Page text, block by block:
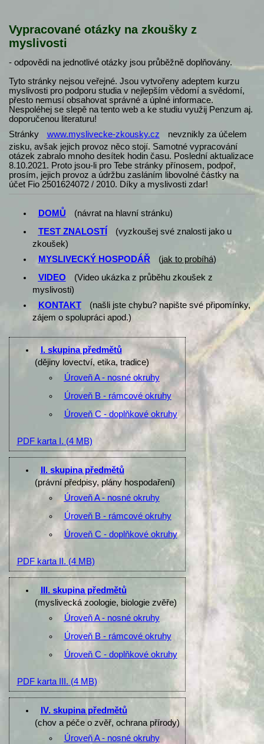
Vypracované otázky na zkoušky z
myslivosti
- odpovědi na jednotlivé otázky jsou průběžně doplňovány.
Tyto stránky nejsou veřejné. Jsou vytvořeny adeptem kurzu
myslivosti pro podporu studia v nejlepším vědomí a svědomí,
přesto nemusí obsahovat správné a úplné informace.
Nespoléhej se slepě na tento web a ke studiu využij Penzum aj.
doporučenou literaturu!
Stránky
www.myslivecke-zkousky.cz
nevznikly za účelem
zisku, avšak jejich provoz něco stojí. Samotné vypracování
otázek zabralo mnoho desítek hodin času. Poslední aktualizace
8.10.2021. Proto jsou-li pro Tebe stránky přínosem, podpoř,
prosím, jejich provoz a údržbu zasláním libovolné částky na
účet Fio 2501624072 / 2010. Díky a myslivosti zdar!
DOMŮ
(návrat na hlavní stránku)
TEST ZNALOSTÍ
(vyzkoušej své znalosti jako u
zkoušek)
MYSLIVECKÝ HOSPODÁŘ
(jak to probíhá)
VIDEO
(Video ukázka z průběhu zkoušek z
myslivosti)
KONTAKT
(našli jste chybu? napište své připomínky,
zájem o spolupráci apod.)
I. skupina předmětů
(dějiny lovectví, etika, tradice)
Úroveň A - nosné okruhy
Úroveň B - rámcové okruhy
Úroveň C - doplňkové okruhy
PDF karta I. (4 MB)
II. skupina předmětů
(právní předpisy, plány hospodaření)
Úroveň A - nosné okruhy
Úroveň B - rámcové okruhy
Úroveň C - doplňkové okruhy
PDF karta II. (4 MB)
III. skupina předmětů
(myslivecká zoologie, biologie zvěře)
Úroveň A - nosné okruhy
Úroveň B - rámcové okruhy
Úroveň C - doplňkové okruhy
PDF karta III. (4 MB)
IV. skupina předmětů
(chov a péče o zvěř, ochrana přírody)
Úroveň A - nosné okruhy